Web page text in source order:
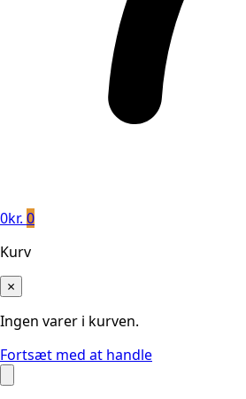
0kr. 0
Kurv
×
Ingen varer i kurven.
Fortsæt med at handle